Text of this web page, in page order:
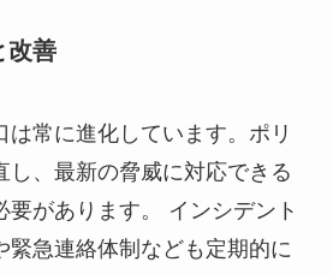
改善
は常に進化しています。ポリ
し、最新の脅威に対応できる
要があります。 インシデント
緊急連絡体制なども定期的に